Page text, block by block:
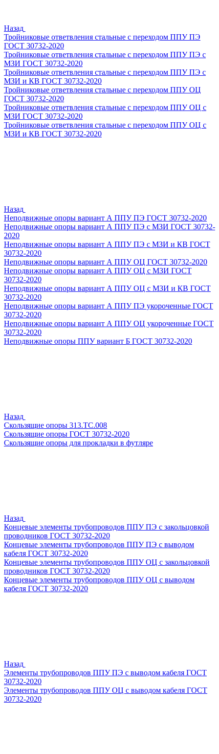
Назад
Тройниковые ответвления стальные с переходом ППУ ПЭ
ГОСТ 30732-2020
Тройниковые ответвления стальные с переходом ППУ ПЭ с
МЗИ ГОСТ 30732-2020
Тройниковые ответвления стальные с переходом ППУ ПЭ с
МЗИ и КВ ГОСТ 30732-2020
Тройниковые ответвления стальные с переходом ППУ ОЦ
ГОСТ 30732-2020
Тройниковые ответвления стальные с переходом ППУ ОЦ с
МЗИ ГОСТ 30732-2020
Тройниковые ответвления стальные с переходом ППУ ОЦ с
МЗИ и КВ ГОСТ 30732-2020
Назад
Неподвижные опоры вариант А ППУ ПЭ ГОСТ 30732-2020
Неподвижные опоры вариант А ППУ ПЭ с МЗИ ГОСТ 30732-
2020
Неподвижные опоры вариант А ППУ ПЭ с МЗИ и КВ ГОСТ
30732-2020
Неподвижные опоры вариант А ППУ ОЦ ГОСТ 30732-2020
Неподвижные опоры вариант А ППУ ОЦ с МЗИ ГОСТ
30732-2020
Неподвижные опоры вариант А ППУ ОЦ с МЗИ и КВ ГОСТ
30732-2020
Неподвижные опоры вариант А ППУ ПЭ укороченные ГОСТ
30732-2020
Неподвижные опоры вариант А ППУ ОЦ укороченные ГОСТ
30732-2020
Неподвижные опоры ППУ вариант Б ГОСТ 30732-2020
Назад
Скользящие опоры 313.ТС.008
Скользящие опоры ГОСТ 30732-2020
Скользящие опоры для прокладки в футляре
Назад
Концевые элементы трубопроводов ППУ ПЭ с закольцовкой
проводников ГОСТ 30732-2020
Концевые элементы трубопроводов ППУ ПЭ с выводом
кабеля ГОСТ 30732-2020
Концевые элементы трубопроводов ППУ ОЦ с закольцовкой
проводников ГОСТ 30732-2020
Концевые элементы трубопроводов ППУ ОЦ с выводом
кабеля ГОСТ 30732-2020
Назад
Элементы трубопроводов ППУ ПЭ с выводом кабеля ГОСТ
30732-2020
Элементы трубопроводов ППУ ОЦ с выводом кабеля ГОСТ
30732-2020